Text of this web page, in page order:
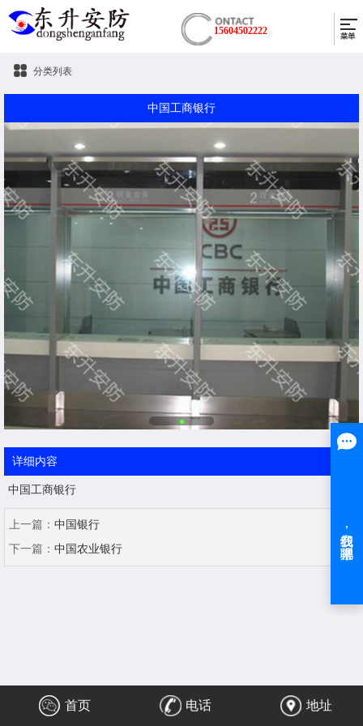
15604502222
分类列表
中国工商银行
详细内容
中国工商银行
上一篇： 中国银行
下一篇： 中国农业银行
首页 电话 地址